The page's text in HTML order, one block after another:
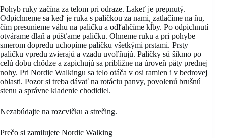
Pohyb ruky začína za telom pri odraze. Lakeť je prepnutý.
Odpichneme sa keď je ruka s paličkou za nami, zatlačíme na ňu,
čím presunieme váhu na paličku a odľahčíme kĺby. Po odpichnutí
otvárame dlaň a púšťame paličku. Ohneme ruku a pri pohybe
smerom dopredu uchopíme paličku všetkými prstami. Prsty
paličku vpredu zvierajú a vzadu uvoľňujú. Paličky sú šikmo po
celú dobu chôdze a zapichujú sa približne na úroveň päty prednej
nohy. Pri Nordic Walkingu sa telo otáča v osi ramien i v bedrovej
oblasti. Pozor si treba dávať na rotáciu panvy, povolenú brušnú
stenu a správne kladenie chodidiel.
Nezabúdajte na rozcvičku a strečing.
Prečo si zamilujete Nordic Walking